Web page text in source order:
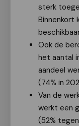
sterk
Binnenkort
Ook de
het aantal
aandeel
(74% in
Van de
werkt een
(52%